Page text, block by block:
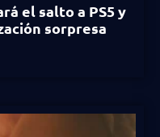
el salto a PS5 y
sorpresa